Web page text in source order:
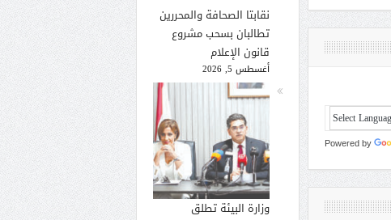
نقابتا الصحافة والمحررين
تطالبان بسحب مشروع
قانون الإعلام
أغسطس 5, 2026
وزارة البيئة تطلق
Powered by